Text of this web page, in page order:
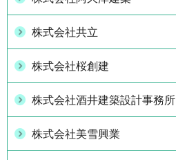
株式会社共立
株式会社桜創建
株式会社酒井建築設計事務所
株式会社美雪興業